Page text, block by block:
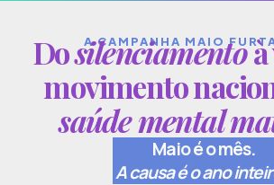
A CAMPANHA MAIO
Dosilenciamentoà
movimento
saúde mental
Maio é o mês.
A causa é o ano